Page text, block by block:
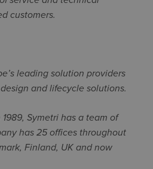
customers.
leading solution providers
and lifecycle solutions.
Symetri has a team of
has 25 offices throughout
Finland, UK and now